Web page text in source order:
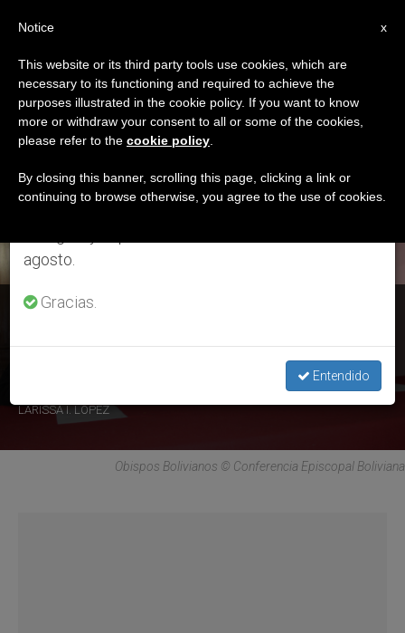
ETIQUETA
Posts Tagged
‘familias Afectadas’
ÚLTIMAS NOTICIAS
Bolivia: Obispos piden extremar esfuerzos para acabar con
LARISSA I. LÓPEZ
Obispos Bolivianos © Conferencia Episcopal Boliviana
×
Aviso importante
Del 27 de julio al 7 de agosto haremos la pausa
anual, aprovechando que en el periodo de verano
se generan menos informaciones y también el
agosto.
Gracias.
Entendido
x
Notice
This website or its third party tools use cookies, which are
necessary to its functioning and required to achieve the
purposes illustrated in the cookie policy. If you want to know
more or withdraw your consent to all or some of the cookies,
please refer to the cookie policy
By closing this banner, scrolling this page, clicking a link or
continuing to browse otherwise, you agree to the use of cookies.